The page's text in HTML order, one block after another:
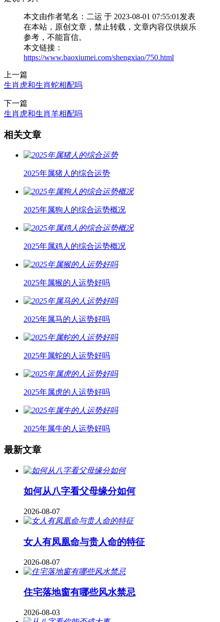
本文由作者笔名：二运 于 2023-08-01 07:55:01发表
在本站，原创文章，禁止转载，文章内容仅供娱乐
参考，不能盲信。
本文链接：
https://www.baoxiumei.com/shengxiao/750.html
上一篇
生肖虎和生肖蛇相配吗
下一篇
生肖虎和生肖羊相配吗
相关文章
2025年属猪人的综合运势
2025年属狗人的综合运势概况
2025年属鸡人的综合运势概况
2025年属猴的人运势好吗
2025年属马的人运势好吗
2025年属蛇的人运势好吗
2025年属虎的人运势好吗
2025年属牛的人运势好吗
最新文章
如何从八字看父母缘分如何
2026-08-07
女人有凤凰命与贵人命的特征
2026-08-07
住宅落地窗有哪些风水禁忌
2026-08-03